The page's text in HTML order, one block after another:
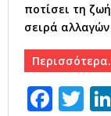
ποτίσει τη
σειρά
F T